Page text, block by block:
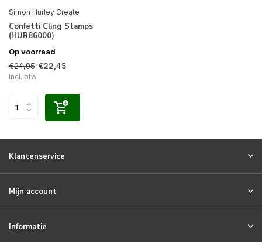
Simon Hurley Create
Confetti Cling Stamps
(HUR86000)
Op voorraad
€24,95 €22,45
Incl. btw
Klantenservice
Mijn account
Informatie